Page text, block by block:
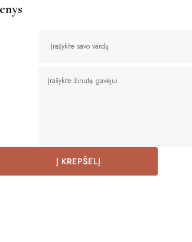
Į KREPŠELĮ